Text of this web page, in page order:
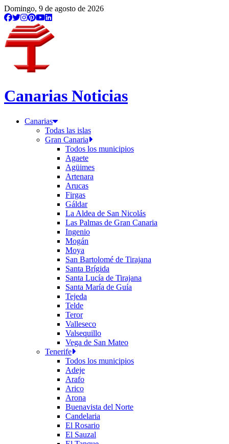
Domingo, 9 de agosto de 2026
Canarias Noticias
Canarias
Todas las islas
Gran Canaria
Todos los municipios
Agaete
Agüimes
Artenara
Arucas
Firgas
Gáldar
La Aldea de San Nicolás
Las Palmas de Gran Canaria
Ingenio
Mogán
Moya
San Bartolomé de Tirajana
Santa Brígida
Santa Lucía de Tirajana
Santa María de Guía
Tejeda
Telde
Teror
Valleseco
Valsequillo
Vega de San Mateo
Tenerife
Todos los municipios
Adeje
Arafo
Arico
Arona
Buenavista del Norte
Candelaria
El Rosario
El Sauzal